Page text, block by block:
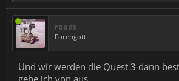
While registration for the in-person
everyone is invited to join us virtually to get
new Meta products (we’re looking at you,
in AI and XR innovation, explore how the
Stay tuned—we’ll have more details to share
roads
Forengott
Und wir werden die Quest 3 dann
gehe ich von aus.